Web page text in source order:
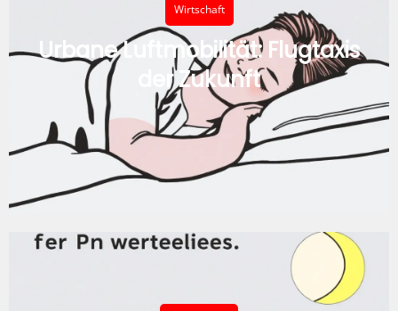
Wirtschaft
Urbane Luftmobilität: Flugtaxis
der Zukunft